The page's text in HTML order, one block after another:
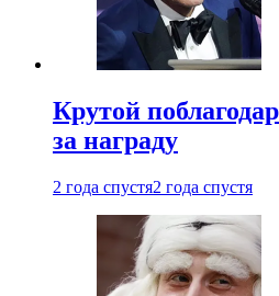
Крутой
за награду
2 года спустя2 года спустя